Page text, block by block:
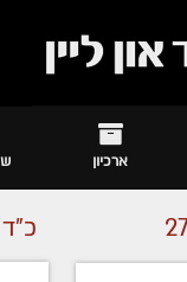
ארכיון